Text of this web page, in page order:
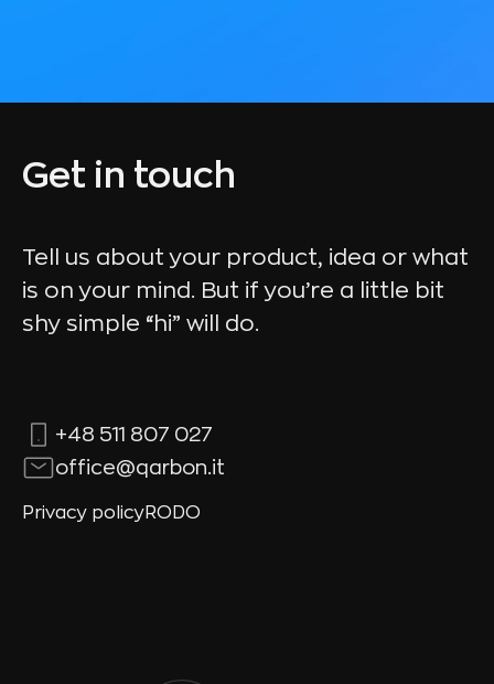
Get in touch
Tell us about your product, idea or what
is on your mind. But if you’re a little bit
shy simple “hi” will do.
office@qarbon.it
+48 511 807 027
Privacy policyRODO